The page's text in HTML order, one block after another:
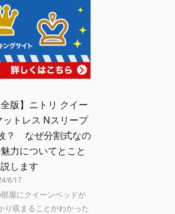
全版】ニトリ クイー
ットレス Nスリープ
？ なぜ分割式なの
力についてとこと
します
6/17
屋にクイーンベッドが
り収まることがわかった